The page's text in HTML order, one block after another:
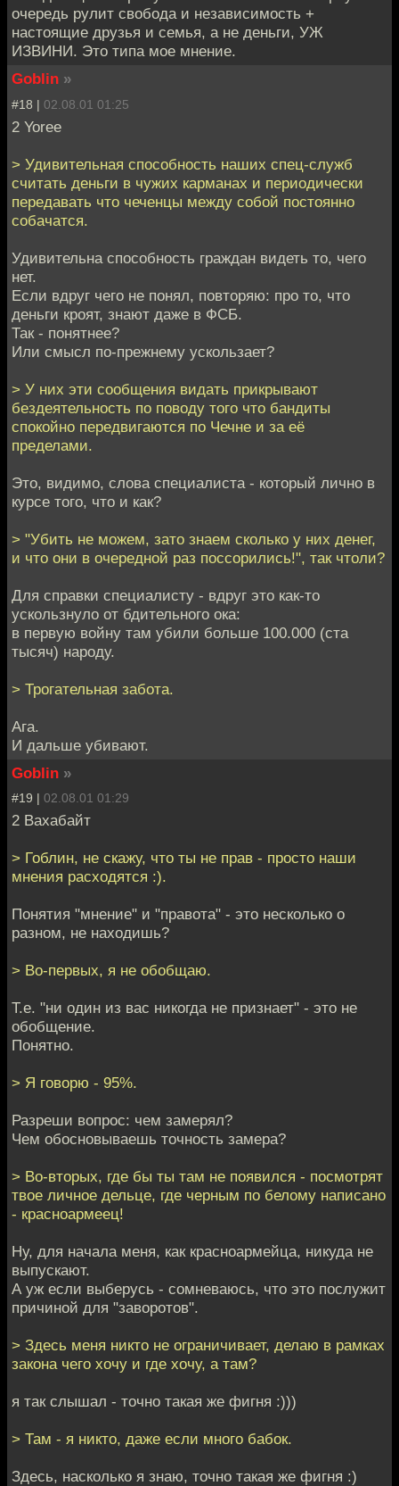
очередь рулит свобода и независимость +
настоящие друзья и семья, а не деньги, УЖ
ИЗВИНИ. Это типа мое мнение.
Goblin »
#18 | 02.08.01 01:25
2 Yoree
> Удивительная способность наших спец-служб
считать деньги в чужих карманах и периодически
передавать что чеченцы между собой постоянно
собачатся.
Удивительна способность граждан видеть то, чего
нет.
Если вдруг чего не понял, повторяю: про то, что
деньги кроят, знают даже в ФСБ.
Так - понятнее?
Или смысл по-прежнему ускользает?
> У них эти сообщения видать прикрывают
бездеятельность по поводу того что бандиты
спокойно передвигаются по Чечне и за её
пределами.
Это, видимо, слова специалиста - который лично в
курсе того, что и как?
> "Убить не можем, зато знаем сколько у них денег,
и что они в очередной раз поссорились!", так чтоли?
Для справки специалисту - вдруг это как-то
ускользнуло от бдительного ока:
в первую войну там убили больше 100.000 (ста
тысяч) народу.
> Трогательная забота.
Ага.
И дальше убивают.
Goblin »
#19 | 02.08.01 01:29
2 Вахабайт
> Гоблин, не скажу, что ты не прав - просто наши
мнения расходятся :).
Понятия "мнение" и "правота" - это несколько о
разном, не находишь?
> Во-первых, я не обобщаю.
Т.е. "ни один из вас никогда не признает" - это не
обобщение.
Понятно.
> Я говорю - 95%.
Разреши вопрос: чем замерял?
Чем обосновываешь точность замера?
> Во-вторых, где бы ты там не появился - посмотрят
твое личное дельце, где черным по белому написано
- красноармеец!
Ну, для начала меня, как красноармейца, никуда не
выпускают.
А уж если выберусь - сомневаюсь, что это послужит
причиной для "заворотов".
> Здесь меня никто не ограничивает, делаю в рамках
закона чего хочу и где хочу, а там?
я так слышал - точно такая же фигня :)))
> Там - я никто, даже если много бабок.
Здесь, насколько я знаю, точно такая же фигня :)